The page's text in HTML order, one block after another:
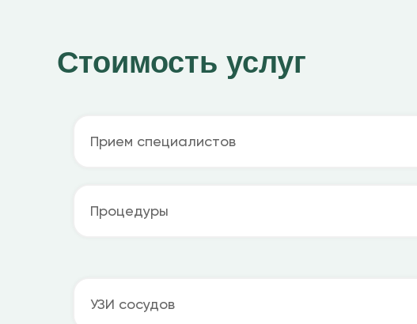
Стоимость услуг
Прием специалистов
Процедуры
УЗИ сосудов